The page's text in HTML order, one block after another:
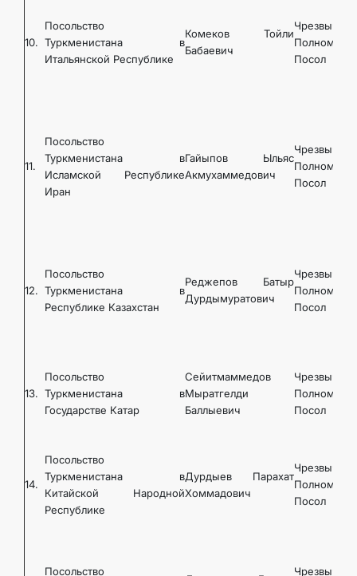
10.
Посольство
Туркменистана в
Итальянской Республике
Комеков Тойли
Бабаевич
Посол
11.
Посольство
Туркменистана в
Исламской Республике
Иран
Гайыпов Ыльяс
Акмухаммедович
Посол
12.
Посольство
Туркменистана в
Республике Казахстан
Реджепов Батыр
Дурдымуратович
Посол
13.
Посольство
Туркменистана в
Государстве Катар
Сейитмаммедов
Мыратгелди
Баллыевич
Посол
14.
Посольство
Туркменистана в
Китайской Народной
Республике
Дурдыев Парахат
Хоммадович
Посол
Посольство